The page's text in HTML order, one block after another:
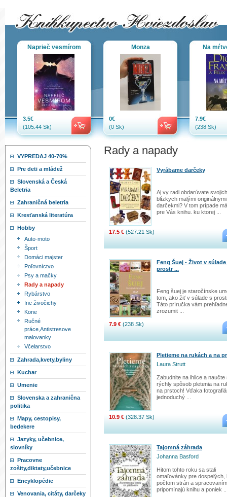
Naprieč vesmírom
3.5€
(105.44 Sk)
Monza
0€
(0 Sk)
Na
7.9€
(238 Sk)
VYPREDAJ 40-70%
Pre deti a mládež
Slovenská a Česká
Beletria
Zahraničná beletria
Kresťanská literatúra
Hobby
Auto-moto
Šport
Domáci majster
Poľovníctvo
Psy a mačky
Rady a napady
Rybárstvo
Ine živočichy
Kone
Ručné
práce,Antistresove
malovanky
Včelarstvo
Zahrada,kvety,byliny
Kuchar
Umenie
Slovenska a zahranična
politika
Mapy, cestopisy,
bedekere
Jazyky, učebnice,
slovníky
Pracovne
zošity,diktaty,učebnice
Encyklopédie
Venovania, citáty, darčeky
Rady a napady
Vyrábame darčeky
Aj vy radi obdarúvate svojich
blízkych malými originálnymi
darčekmi? V tom prípade
pre Vás knihu. ku ktorej ...
17.5 € (527.21 Sk)
Feng Šuej - Život v súlade
prostr ...
Feng šuej je staročínske
tom, ako žiť v súlade s
Táto príručka vám
zrozumit ...
7.9 € (238 Sk)
Pletieme na rukách a na
Laura Strutt
Zabudnite na ihlice a naučte
rýchly spôsob pletenia na
na prstoch! Vďaka
jednoduchý ...
10.9 € (328.37 Sk)
Tajomná záhrada
Johanna Basford
Hitom tohto roku sa stali
omaľovánky pre dospelých,
počtom strán a spracovaním
pripomínajú knihu a poniek